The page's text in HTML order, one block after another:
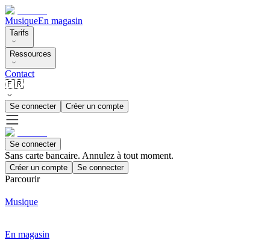
MusiqueEn magasin
Tarifs
Ressources
Contact
🇫🇷
Se connecter Créer un compte
Se connecter
Sans carte bancaire. Annulez à tout moment.
Créer un compte Se connecter
Parcourir
Musique
En magasin